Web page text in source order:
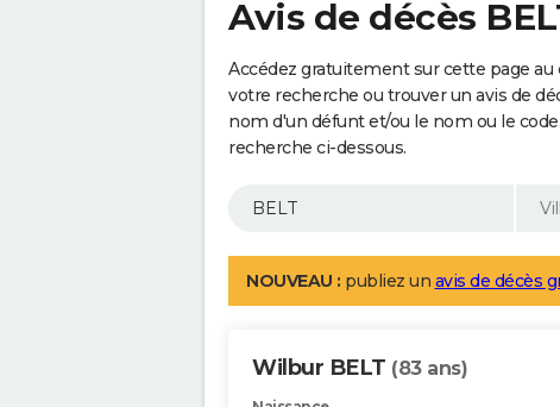
Avis de décès
Accédez gratuitement sur cette page au
votre recherche ou trouver un avis de
nom d'un défunt et/ou le nom ou le
recherche ci-dessous.
NOUVEAU : publiez un avis de décès
Wilbur BELT (83 ans)